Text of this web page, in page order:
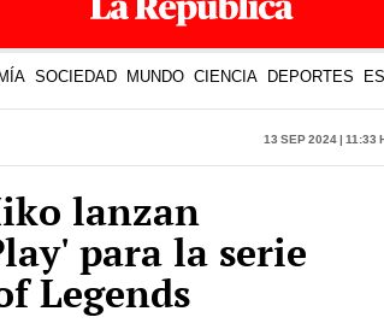
SOCIEDAD MUNDO CIENCIA DEPORTES
13 Sep 2024 | 11:33
lanzan
para la serie
Legends